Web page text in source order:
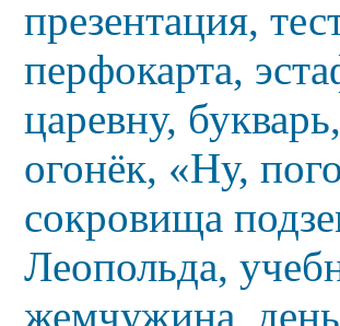
презентация,
перфокарта,
царевну,
огонёк, «Ну,
сокровища
Леопольда,
жемчужина,